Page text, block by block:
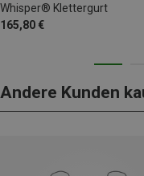
Whisper® Klettergurt
165,80 €
Andere Kunden